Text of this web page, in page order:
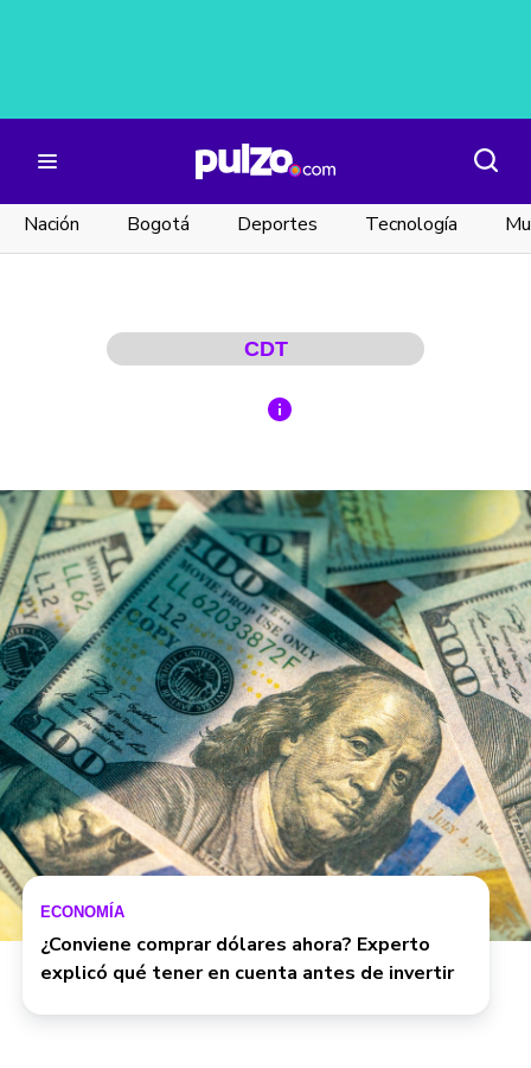
Nación Bogotá Deportes Tecnología
CDT
ECONOMÍA
¿Conviene comprar dólares ahora? Experto
explicó qué tener en cuenta antes de invertir